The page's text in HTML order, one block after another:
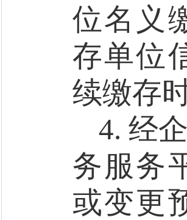
位名义
存单位
续缴存
4. 经
务服务
或变更